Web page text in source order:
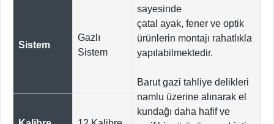
sayesinde
çatal ayak, fener ve optik
ürünlerin montajı rahatlıkla
yapılabilmektedir.
Barut gazi tahliye delikleri
namlu üzerine alınarak el
kundağı daha hafif ve
Sistem
Gazlı
Sistem